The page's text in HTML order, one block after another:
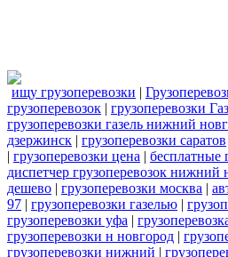
ищу грузоперевозки |
грузоперевозок | грузоперевозки
грузоперевозки газель нижний
дзержинск | грузоперевозки саратов
| грузоперевозки цена | бесплатные
диспетчер грузоперевозок нижний
дешево | грузоперевозки москва |
97 | грузоперевозки газелью |
грузоперевозки уфа |
грузоперевозки н новгород |
грузоперевозки нижний |